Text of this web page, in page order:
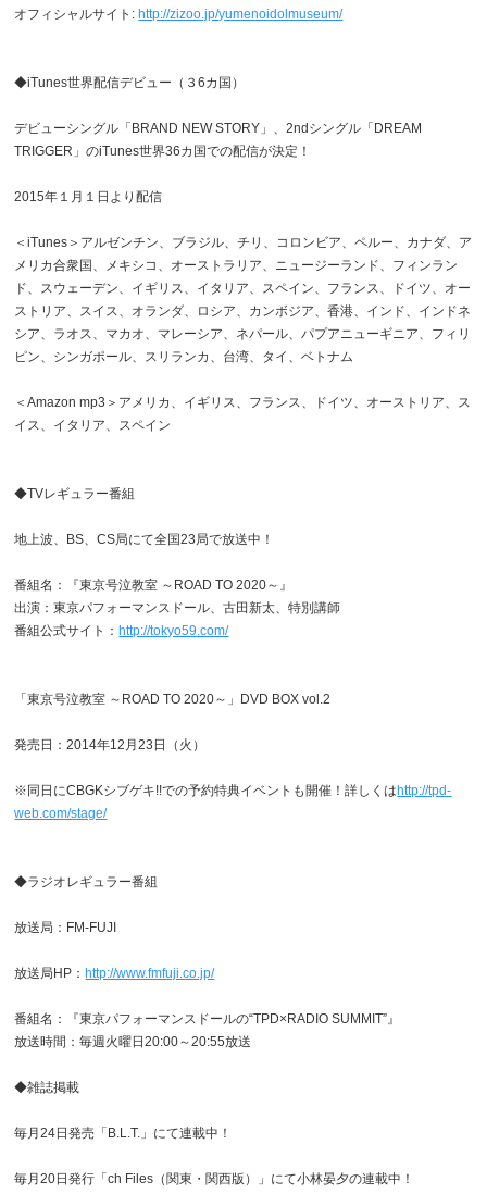
オフィシャルサイト:http://zizoo.jp/yumenoidolmuseum/
◆iTunes世界配信デビュー（３6カ国）
デビューシングル「BRAND NEW STORY」、2ndシングル「DREAM
TRIGGER」のiTunes世界36カ国での配信が決定！
2015年１月１日より配信
＜iTunes＞アルゼンチン、ブラジル、チリ、コロンビア、ペルー、カナダ、ア
メリカ合衆国、メキシコ、オーストラリア、ニュージーランド、フィンラン
ド、スウェーデン、イギリス、イタリア、スペイン、フランス、ドイツ、オー
ストリア、スイス、オランダ、ロシア、カンボジア、香港、インド、インドネ
シア、ラオス、マカオ、マレーシア、ネパール、パプアニューギニア、フィリ
ピン、シンガポール、スリランカ、台湾、タイ、ベトナム
＜Amazon mp3＞アメリカ、イギリス、フランス、ドイツ、オーストリア、ス
イス、イタリア、スペイン
◆TVレギュラー番組
地上波、BS、CS局にて全国23局で放送中！
番組名：『東京号泣教室 ～ROAD TO 2020～』
出演：東京パフォーマンスドール、古田新太、特別講師
番組公式サイト：http://tokyo59.com/
「東京号泣教室 ～ROAD TO 2020～」DVD BOX vol.2
発売日：2014年12月23日（火）
※同日にCBGKシブゲキ!!での予約特典イベントも開催！詳しくはhttp://tpd-
web.com/stage/
◆ラジオレギュラー番組
放送局：FM-FUJI
放送局HP：http://www.fmfuji.co.jp/
番組名：『東京パフォーマンスドールの“TPD×RADIO SUMMIT”』
放送時間：毎週火曜日20:00～20:55放送
◆雑誌掲載
毎月24日発売「B.L.T.」にて連載中！
毎月20日発行「ch Files（関東・関西版）」にて小林晏夕の連載中！